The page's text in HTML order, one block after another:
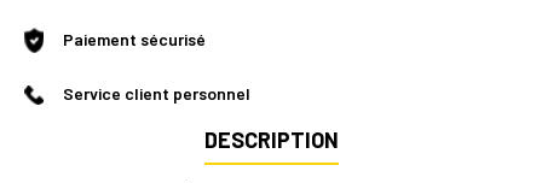
Paiement sécurisé
Service client personnel
DESCRIPTION